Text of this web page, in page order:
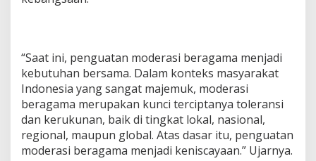
“Saat ini, penguatan moderasi beragama menjadi
kebutuhan bersama. Dalam konteks masyarakat
Indonesia yang sangat majemuk, moderasi
beragama merupakan kunci terciptanya toleransi
dan kerukunan, baik di tingkat lokal, nasional,
regional, maupun global. Atas dasar itu, penguatan
moderasi beragama menjadi keniscayaan.” Ujarnya.